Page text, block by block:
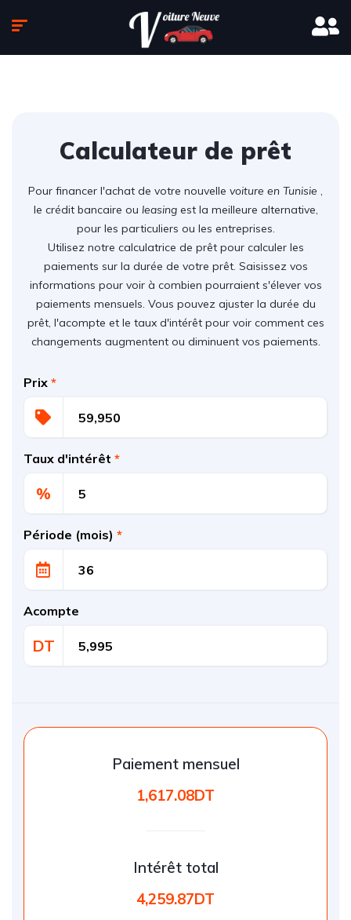
Calculateur de prêt
Pour financer l'achat de votre nouvelle voiture en Tunisie ,
le crédit bancaire ou leasingest la meilleure alternative,
pour les particuliers ou les entreprises.
Utilisez notre calculatrice de prêt pour calculer les
paiements sur la durée de votre prêt. Saisissez vos
informations pour voir à combien pourraient s'élever vos
paiements mensuels. Vous pouvez ajuster la durée du
prêt, l'acompte et le taux d'intérêt pour voir comment ces
changements augmentent ou diminuent vos paiements.
Prix *
Taux d'intérêt *
%
Période (mois) *
Acompte
DT
Paiement mensuel
1,617.08DT
Intérêt total
4,259.87DT